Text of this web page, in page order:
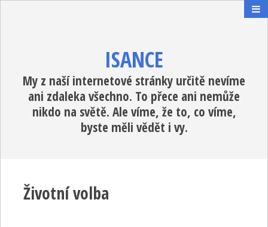
ISANCE
My z naší internetové stránky určitě nevíme
ani zdaleka všechno. To přece ani nemůže
nikdo na světě. Ale víme, že to, co víme,
byste měli vědět i vy.
Životní volba